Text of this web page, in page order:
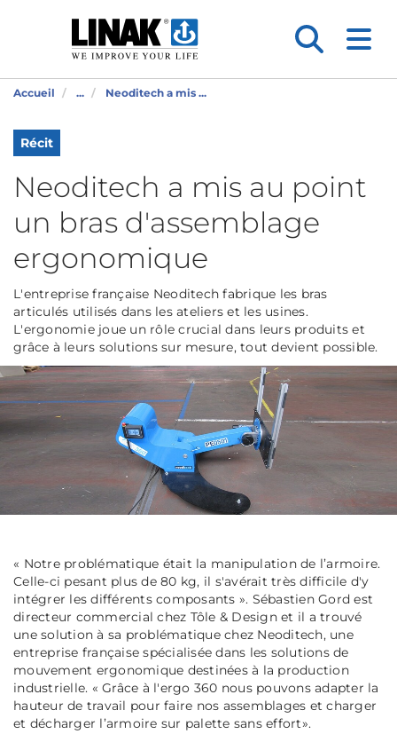
Accueil ... Neoditech a mis ...
Récit
Neoditech a mis au point
un bras d'assemblage
ergonomique
L'entreprise française Neoditech fabrique les bras
articulés utilisés dans les ateliers et les usines.
L'ergonomie joue un rôle crucial dans leurs produits et
grâce à leurs solutions sur mesure, tout devient possible.
« Notre problématique était la manipulation de l’armoire.
Celle-ci pesant plus de 80 kg, il s'avérait très difficile d'y
intégrer les différents composants ». Sébastien Gord est
directeur commercial chez Tôle & Design et il a trouvé
une solution à sa problématique chez Neoditech, une
entreprise française spécialisée dans les solutions de
mouvement ergonomique destinées à la production
industrielle. « Grâce à l'ergo 360 nous pouvons adapter la
hauteur de travail pour faire nos assemblages et charger
et décharger l’armoire sur palette sans effort».